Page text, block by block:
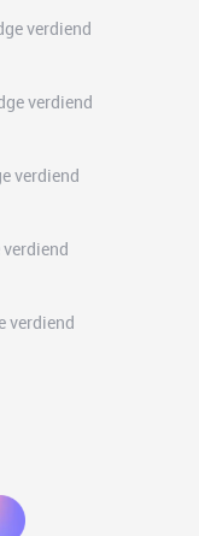
verdiend
verdiend
verdiend
verdiend